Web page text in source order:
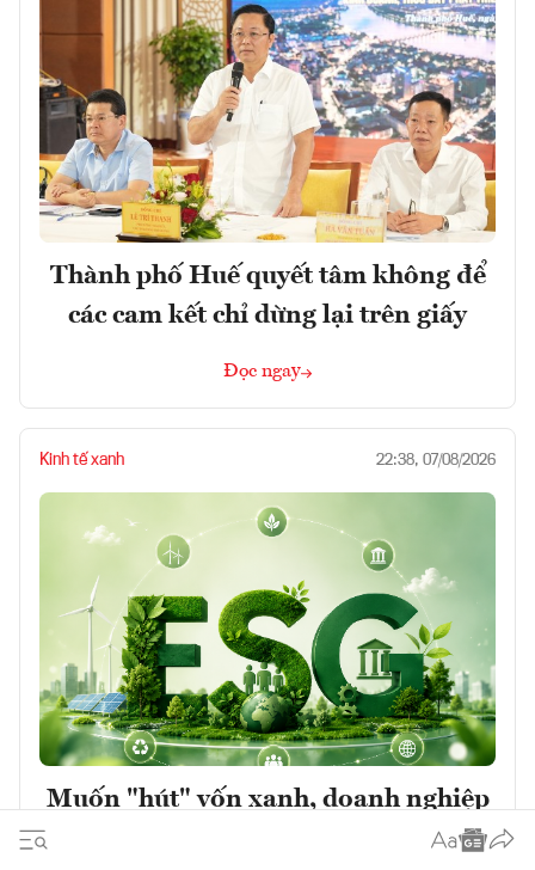
Thành phố Huế quyết tâm không để
các cam kết chỉ dừng lại trên giấy
Đọc ngay
Kinh tế xanh 22:38, 07/08/2026
Muốn "hút" vốn xanh, doanh nghiệp
Việt cần vượt "bài kiểm tra" tiêu